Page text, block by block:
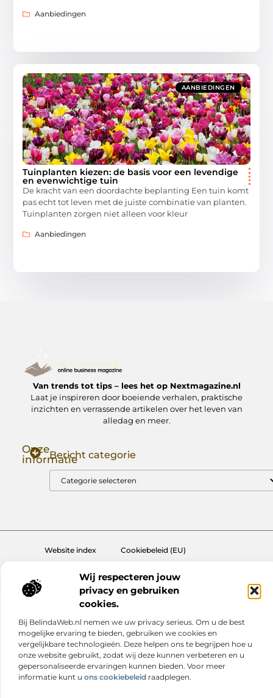
Wij respecteren jouw
privacy en gebruiken
cookies.
Bij BelindaWeb.nl nemen we uw privacy serieus. Om u de best
mogelijke ervaring te bieden, gebruiken we cookies en
vergelijkbare technologieën. Deze helpen ons te begrijpen hoe u
onze website gebruikt, zodat wij deze kunnen verbeteren en u
gepersonaliseerde ervaringen kunnen bieden. Voor meer
informatie kunt u ons cookiebeleid raadplegen.
Aanbiedingen
AANBIEDINGEN
Tuinplanten kiezen: de basis voor een levendige
en evenwichtige tuin
De kracht van een doordachte beplanting Een tuin komt
pas echt tot leven met de juiste combinatie van planten.
Tuinplanten zorgen niet alleen voor kleur
Aanbiedingen
Van trends tot tips – lees het op Nextmagazine.nl
Laat je inspireren door boeiende verhalen, praktische
inzichten en verrassende artikelen over het leven van
alledag en meer.
Onze
informatieBericht categorie
Website index
Cookiebeleid (EU)